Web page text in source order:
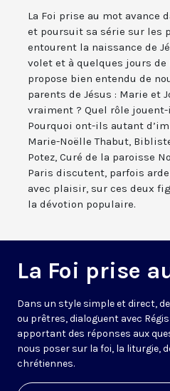
La Foi prise au mot avance
et poursuit sa série sur les
entourent la naissance de
volet et à quelques jours de
propose bien entendu de
parents de Jésus : Marie et
vraiment ? Quel rôle
Pourquoi ont-ils autant
Marie-Noëlle Thabut,
Potez, Curé de la paroisse
Paris discutent, parfois
avec plaisir, sur ces deux
la dévotion populaire.
La Foi prise
Dans un style simple et direct,
ou prêtres, dialoguent avec
apportant des réponses aux
nous poser sur la foi, la liturgie,
chrétiennes.